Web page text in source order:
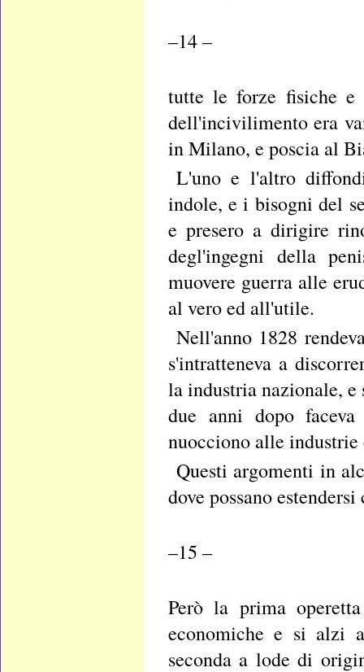
–14 –
tutte le forze fisiche
dell'incivilimento era
in Milano, e poscia al
L'uno e l'altro
indole, e i bisogni del
e presero a dirigire
degl'ingegni della
muovere guerra alle
al vero ed all'utile.
Nell'anno 1828
s'intratteneva a
la industria nazionale,
due anni dopo
nuocciono alle
Questi argomenti in
dove possano
–15 –
Però la prima
economiche e si alzi
seconda a lode di